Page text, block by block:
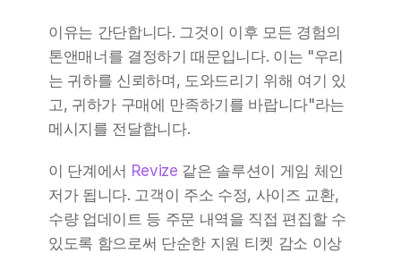
이유는 간단합니다. 그것이 이후 모든 경험의
톤앤매너를 결정하기 때문입니다. 이는 "우리
는 귀하를 신뢰하며, 도와드리기 위해 여기 있
고, 귀하가 구매에 만족하기를 바랍니다"라는
메시지를 전달합니다.
이 단계에서 Revize 같은 솔루션이 게임 체인
저가 됩니다. 고객이 주소 수정, 사이즈 교환,
수량 업데이트 등 주문 내역을 직접 편집할 수
있도록 함으로써 단순한 지원 티켓 감소 이상